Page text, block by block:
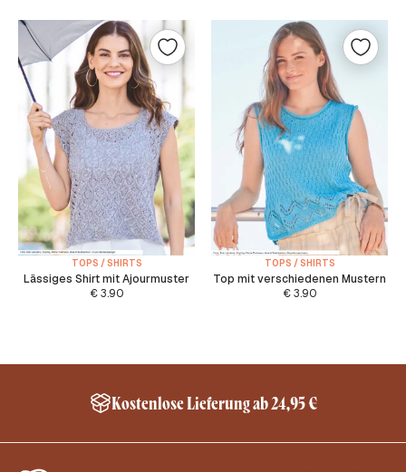
TOPS / SHIRTS
Lässiges Shirt mit Ajourmuster
€3.90
TOPS / SHIRTS
Top mit verschiedenen Mustern
€3.90
Kostenlose Lieferung ab 24,95 €